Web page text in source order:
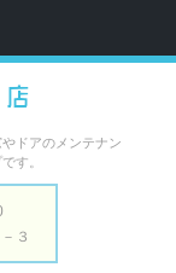
ドアのメンテナン
す。
３